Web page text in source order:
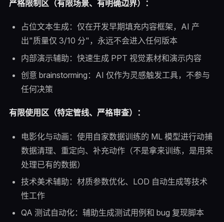
严格限制区（有限场景、有明确边界）：
占位文本生成：仅在开发早期填充内容框架，AI 产
出"质量仅 3/10 分"，永远不会进入任何版本
内部演示辅助：快速生成 PPT 视觉素材和演示内容
创意 brainstorming：AI 仅作为灵感触发工具，不参与
任何决策
有限使用区（特定管线、严格审查）：
电影化与动画：使用自家数据训练的 ML 模型进行动捕
数据清理、重定向、补充动作（不是拿来训练，是用来
处理已有的数据）
技术美术辅助：材质参数优化、LOD 自动生成等技术
性工作
QA 测试自动化：辅助生成测试用例和 bug 复现脚本